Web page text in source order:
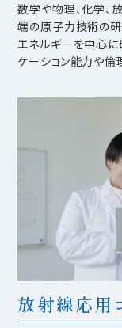
数学や物理、化学、
端の原子力技術の研
エネルギーを中心
ケーション能力や倫
放射線応用